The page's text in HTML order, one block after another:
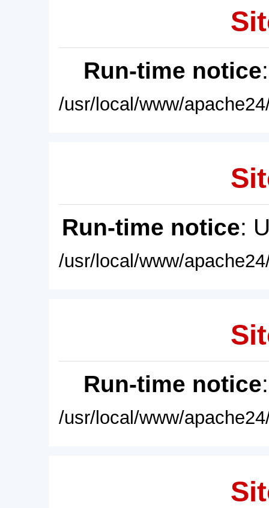
Run-time notice
/usr/local/www/
Run-time notice:
/usr/local/www/
Run-time notice
/usr/local/www/